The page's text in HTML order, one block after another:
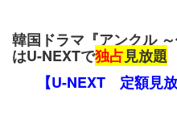
韓国ドラマ『アンクル
はU-NEXTで独占見放題
【U-NEXT 定額見